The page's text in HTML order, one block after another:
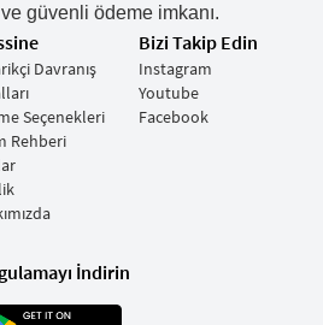
ve güvenli ödeme imkanı.
Davranış
Seçenekleri
Rehberi
Bizi Takip Edin
Instagram
Youtube
Facebook
İndirin